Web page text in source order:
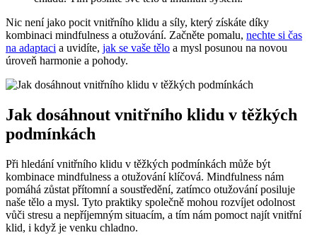
Nic není jako pocit vnitřního klidu a síly, který získáte díky
kombinaci mindfulness a otužování. Začněte pomalu, nechte si čas
na adaptaci a uvidíte, jak se vaše tělo a mysl posunou na novou
úroveň harmonie a pohody.
Jak dosáhnout vnitřního klidu v těžkých
podmínkách
Při hledání vnitřního klidu v těžkých podmínkách může být
kombinace mindfulness a otužování klíčová. Mindfulness nám
pomáhá zůstat přítomní a soustředění, zatímco otužování posiluje
naše tělo a mysl. Tyto praktiky společně mohou rozvíjet odolnost
vůči stresu a nepříjemným situacím, a tím nám pomoct najít vnitřní
klid, i když je venku chladno.